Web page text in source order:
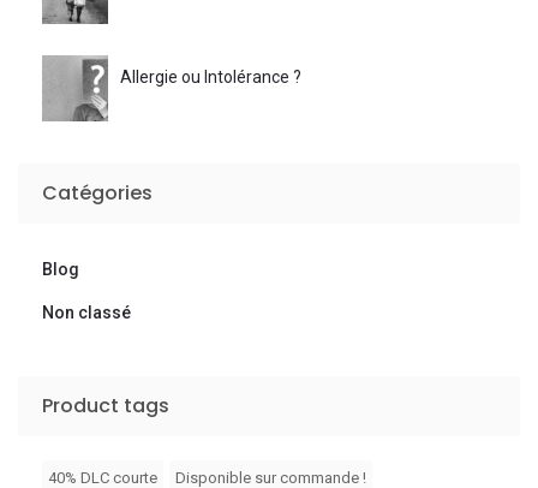
Allergie ou Intolérance ?
Catégories
Blog
Non classé
Product tags
40% DLC courte Disponible sur commande !